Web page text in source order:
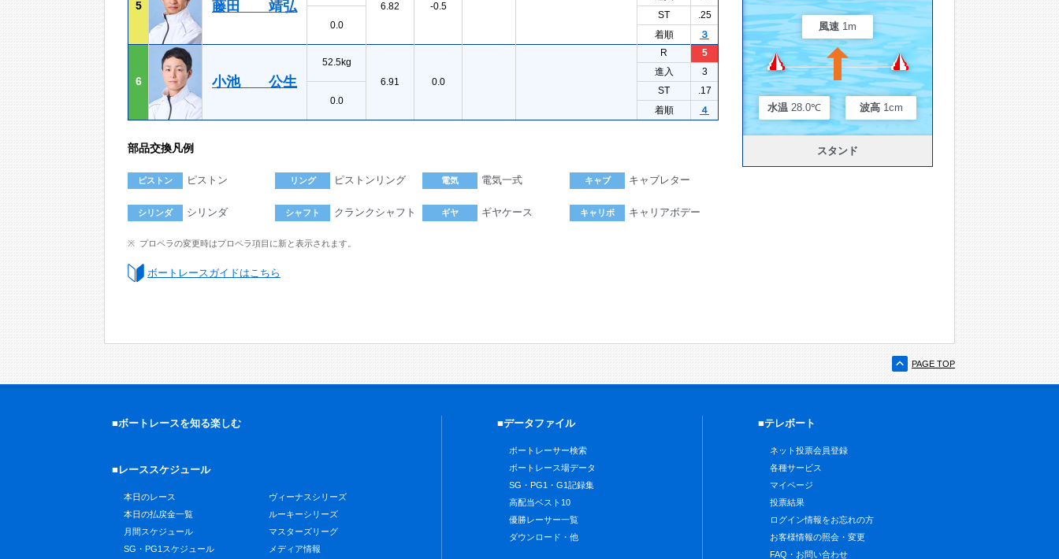
5 藤田 靖弘
6.82
-0.5
0.0
ST
.25
着順
３
6 小池 公生
52.5kg
6.91
0.0
R
5
進入
3
0.0
ST
.17
着順
４
部品交換凡例
ピストン ピストン リング ピストンリング 電気 電気一式 キャブ キャブレター
シリンダ シリンダ シャフト クランクシャフト ギヤ ギヤケース キャリボ キャリアボデー
プロペラの変更時はプロペラ項目に新と表示されます。
ボートレースガイドはこちら
風速 1m
水温 28.0℃ 波高 1cm
スタンド
PAGE TOP
■ボートレースを知る楽しむ
■レーススケジュール
本日のレース
本日の払戻金一覧
月間スケジュール
SG・PG1スケジュール
ヴィーナスシリーズ
ルーキーシリーズ
マスターズリーグ
メディア情報
■データファイル
ボートレーサー検索
ボートレース場データ
SG・PG1・G1記録集
高配当ベスト10
優勝レーサー一覧
ダウンロード・他
■テレボート
ネット投票会員登録
各種サービス
マイページ
投票結果
ログイン情報をお忘れの方
お客様情報の照会・変更
FAQ・お問い合わせ